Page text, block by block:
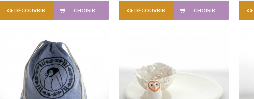
DÉCOUVRIR CHOISIR DÉCOUVRIR CHOISIR